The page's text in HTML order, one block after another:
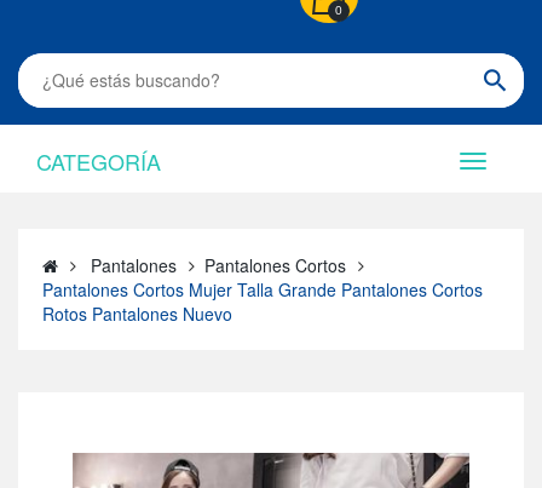
0
CATEGORÍA
Pantalones
Pantalones Cortos
Pantalones Cortos Mujer Talla Grande Pantalones Cortos
Rotos Pantalones Nuevo